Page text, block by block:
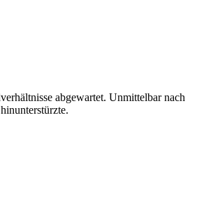
abgewartet. Unmittelbar nach